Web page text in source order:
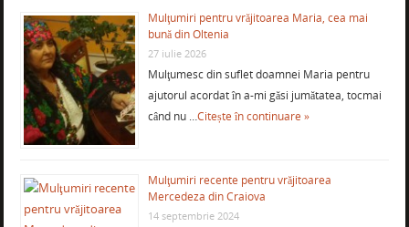
Mulţumiri pentru vrăjitoarea Maria, cea mai
bună din Oltenia
27 iulie 2026
Mulţumesc din suflet doamnei Maria pentru
ajutorul acordat în a-mi găsi jumătatea, tocmai
când nu …Citește în continuare »
Mulţumiri recente pentru vrăjitoarea
Mercedeza din Craiova
14 septembrie 2024